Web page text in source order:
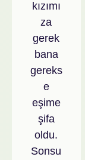
kızımı
za
gerek
bana
gereks
e
eşime
şifa
oldu.
Sonsu